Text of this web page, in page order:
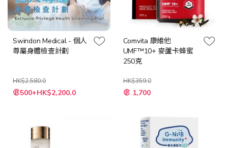
Swindon Medical - 個人
尊屬身體檢查計劃
HK$2,580.0
特
殊 500+HK$2,200.0
Comvita 康維他
UMF™10+ 麥蘆卡蜂蜜
250克
HK$359.0
特
殊 1,700